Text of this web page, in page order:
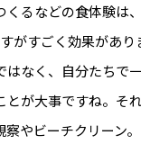
くるなどの食体験は
がすごく効果があり
はなく、自分たちで
とが大事ですね。そ
やビーチクリーン。